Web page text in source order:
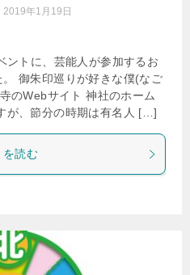
2019年1月19日
ントに、芸能人が参加するお
御朱印巡りが好きな僕(なご
のWebサイト 神社のホーム
が、節分の時期は有名人 […]
を読む